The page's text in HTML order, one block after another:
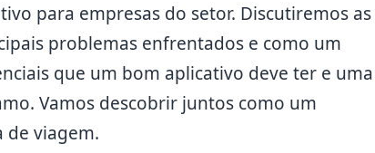
para empresas do setor. Discutiremos as
problemas enfrentados e como um
que um bom aplicativo deve ter e uma
Vamos descobrir juntos como um
de viagem.